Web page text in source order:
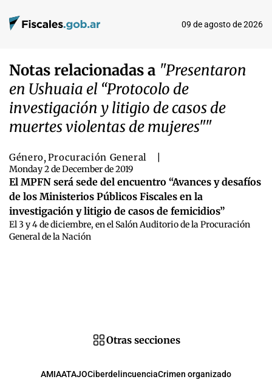
09 de agosto de 2026
Notas relacionadas a "Presentaron
en Ushuaia el “Protocolo de
investigación y litigio de casos de
muertes violentas de mujeres""
Género, Procuración General
Monday 2 de December de 2019
El MPFN será sede del encuentro “Avances y desafíos
de los Ministerios Públicos Fiscales en la
investigación y litigio de casos de femicidios”
El 3 y 4 de diciembre, en el Salón Auditorio de la Procuración
General de la Nación
Otras secciones
AMIAATAJOCiberdelincuenciaCrimen organizado